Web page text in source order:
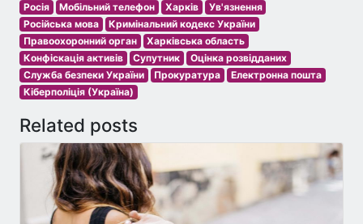
Росія Мобільний телефон Харків
Ув'язнення
Російська мова
Кримінальний кодекс України
Правоохоронний орган
Харківська область
Конфіскація активів
Супутник
Оцінка розвідданих
Служба безпеки України
Прокуратура
Електронна пошта
Кіберполіція (Україна)
Related posts